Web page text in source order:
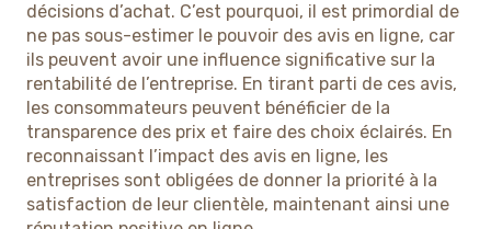
décisions d’achat. C’est pourquoi, il est primordial de
ne pas sous-estimer le pouvoir des avis en ligne, car
ils peuvent avoir une influence significative sur la
rentabilité de l’entreprise. En tirant parti de ces avis,
les consommateurs peuvent bénéficier de la
transparence des prix et faire des choix éclairés. En
reconnaissant l’impact des avis en ligne, les
entreprises sont obligées de donner la priorité à la
satisfaction de leur clientèle, maintenant ainsi une